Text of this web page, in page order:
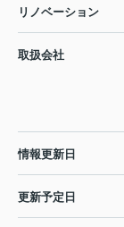
リノベーション
取扱会社
情報更新日
更新予定日